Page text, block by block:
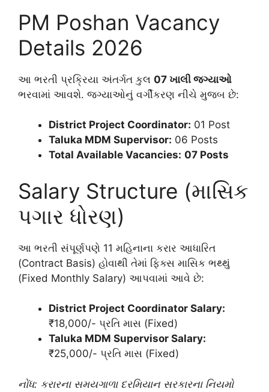
PM Poshan Vacancy
Details 2026
આ ભરતી પ્રક્રિયા અંતર્ગત કુલ 07 ખાલી જગ્યાઓ
ભરવામાં આવશે. જગ્યાઓનું વર્ગીકરણ નીચે મુજબ છે:
District Project Coordinator: 01 Post
Taluka MDM Supervisor: 06 Posts
Total Available Vacancies: 07 Posts
Salary Structure (માસિક
પગાર ધોરણ)
આ ભરતી સંપૂર્ણપણે 11 મહિનાના કરાર આધારિત
(Contract Basis) હોવાથી તેમાં ફિક્સ માસિક ભથ્થું
(Fixed Monthly Salary) આપવામાં આવે છે:
District Project Coordinator Salary:
₹18,000/- પ્રતિ માસ (Fixed)
Taluka MDM Supervisor Salary:
₹25,000/- પ્રતિ માસ (Fixed)
નોંધ: કરારના સમયગાળા દરમિયાન સરકારના નિયમો